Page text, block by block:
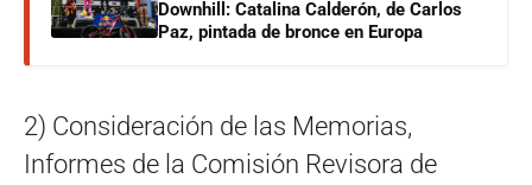
Downhill: Catalina Calderón, de Carlos
Paz, pintada de bronce en Europa
2) Consideración de las Memorias,
Informes de la Comisión Revisora de